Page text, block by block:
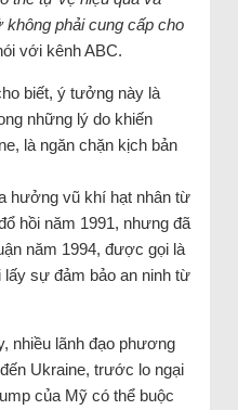
phải cung cấp cho
với kênh ABC.
biết, ý tưởng này là
những lý do khiến
là ngăn chặn kịch bản
hưởng vũ khí hạt nhân từ
hồi năm 1991, nhưng đã
năm 1994, được gọi là
lấy sự đảm bảo an ninh từ
nhiều lãnh đạo phương
Ukraine, trước lo ngại
của Mỹ có thể buộc